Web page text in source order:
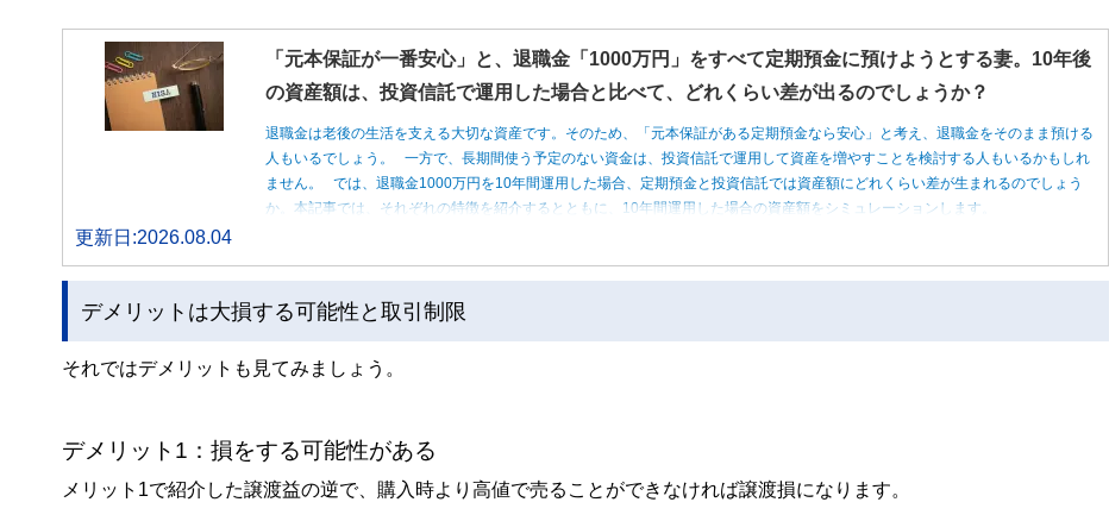
「元本保証が一番安心」と、退職金「1000万円」をすべて定期預金に預けようとする妻。10年後
の資産額は、投資信託で運用した場合と比べて、どれくらい差が出るのでしょうか？
退職金は老後の生活を支える大切な資産です。そのため、「元本保証がある定期預金なら安心」と考え、退職金をそのまま預ける
人もいるでしょう。 一方で、長期間使う予定のない資金は、投資信託で運用して資産を増やすことを検討する人もいるかもしれ
ません。 では、退職金1000万円を10年間運用した場合、定期預金と投資信託では資産額にどれくらい差が生まれるのでしょう
か。本記事では、それぞれの特徴を紹介するとともに、10年間運用した場合の資産額をシミュレーションします。
更新日:2026.08.04
デメリットは大損する可能性と取引制限
それではデメリットも見てみましょう。
デメリット1：損をする可能性がある
メリット1で紹介した譲渡益の逆で、購入時より高値で売ることができなければ譲渡損になります。